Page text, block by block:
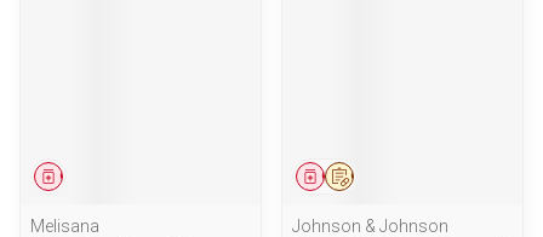
Geneesmiddel
Melisana
Op voorschrift
Geneesmiddel
Johnson & Johnson